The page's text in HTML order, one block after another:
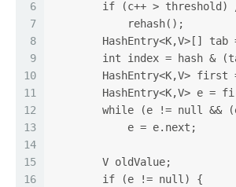
6
7
8
9
10
11
12
13
14
15
16
if (c++ >
            rehash();
HashEntry<K,V>[]
int index = hash &
HashEntry<K,V>
HashEntry<K,V> e =
while (e != null &&
            e = e.next;
        V oldValue;
        if (e != null) {